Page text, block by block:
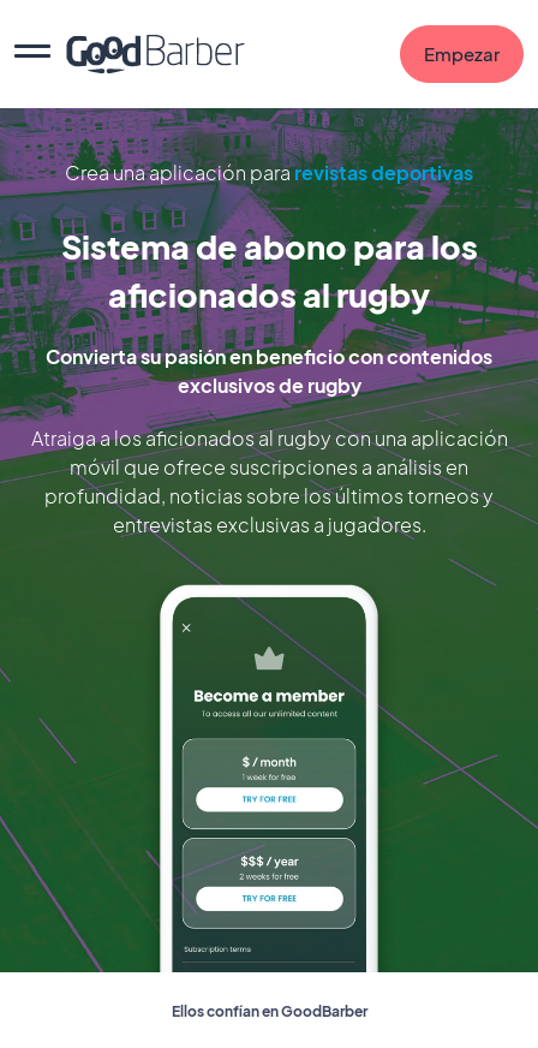
Empezar
Crea una aplicación pararevistas deportivas
Sistema de abono para los
aficionados al rugby
Convierta su pasión en beneficio con contenidos
exclusivos de rugby
Atraiga a los aficionados al rugby con una aplicación
móvil que ofrece suscripciones a análisis en
profundidad, noticias sobre los últimos torneos y
entrevistas exclusivas a jugadores.
Ellos confían en GoodBarber